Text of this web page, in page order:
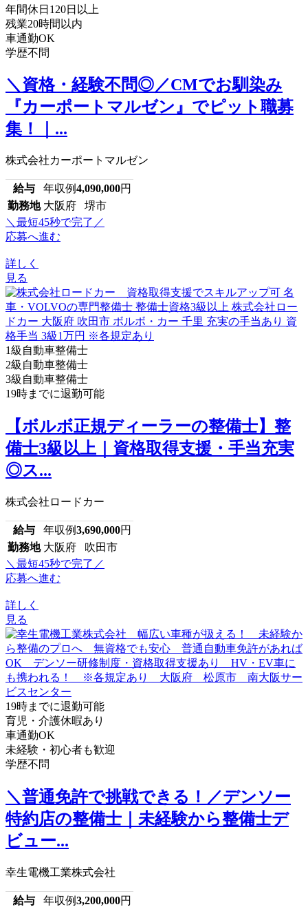
年間休日120日以上
残業20時間以内
車通勤OK
学歴不問
＼資格・経験不問◎／CMでお馴染み
『カーポートマルゼン』でピット職募
集！｜...
株式会社カーポートマルゼン
給与 年収例4,090,000円
勤務地 大阪府 堺市
＼最短45秒で完了／
応募へ進む
詳しく
見る
1級自動車整備士
2級自動車整備士
3級自動車整備士
19時までに退勤可能
【ボルボ正規ディーラーの整備士】整
備士3級以上｜資格取得支援・手当充実
◎ス...
株式会社ロードカー
給与 年収例3,690,000円
勤務地 大阪府 吹田市
＼最短45秒で完了／
応募へ進む
詳しく
見る
19時までに退勤可能
育児・介護休暇あり
車通勤OK
未経験・初心者も歓迎
学歴不問
＼普通免許で挑戦できる！／デンソー
特約店の整備士｜未経験から整備士デ
ビュー...
幸生電機工業株式会社
給与 年収例3,200,000円